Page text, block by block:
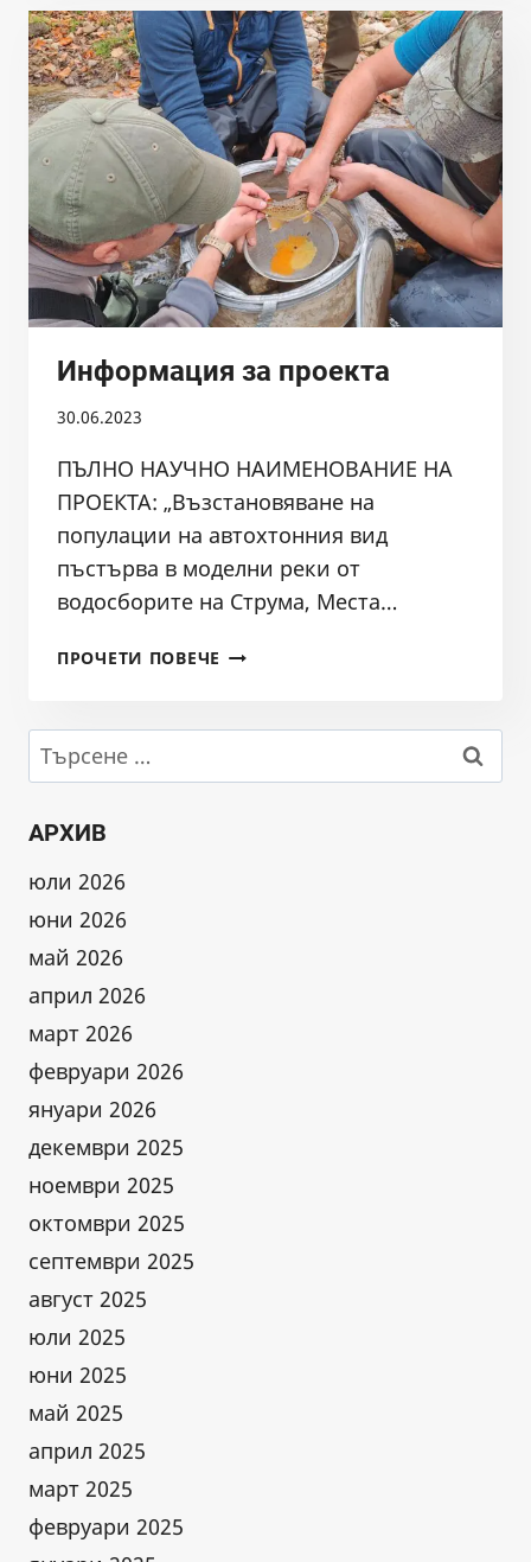
S.MACEDONICUS
ВЪВ
ВОДОСБОРА
НА
РЕКА
ТУНДЖА
03.01.2025
Информация за проекта
30.06.2023
ПЪЛНО НАУЧНО НАИМЕНОВАНИЕ НА
ПРОЕКТА: „Възстановяване на
популации на автохтонния вид
пъстърва в моделни реки от
водосборите на Струма, Места…
ПРОЧЕТИ ПОВЕЧЕ ИНФОРМАЦИЯ
Търсене
за:
АРХИВ
юли 2026
юни 2026
май 2026
април 2026
март 2026
февруари 2026
януари 2026
декември 2025
ноември 2025
октомври 2025
септември 2025
август 2025
юли 2025
юни 2025
май 2025
април 2025
март 2025
февруари 2025